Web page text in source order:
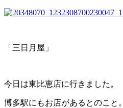
「三日月屋」
今日は東比恵店に行きました。
博多駅にもお店があるとのこと。